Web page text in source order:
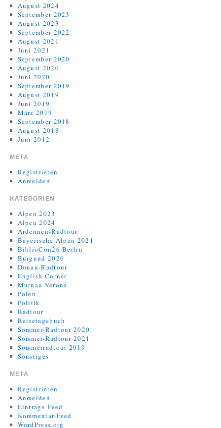
August 2024
September 2023
August 2023
September 2022
August 2021
Juni 2021
September 2020
August 2020
Juni 2020
September 2019
August 2019
Juni 2019
März 2019
September 2018
August 2018
Juni 2012
META
Registrieren
Anmelden
KATEGORIEN
Alpen 2023
Alpen 2024
Ardennen-Radtour
Bayerische Alpen 2021
BiblioCon26 Berlin
Burgund 2026
Donau-Radtour
English Corner
Murnau-Verona
Polen
Politik
Radtour
Reisetagebuch
Sommer-Radtour 2020
Sommer-Radtour 2021
Sommerradtour 2019
Sonstiges
META
Registrieren
Anmelden
Eintrags-Feed
Kommentar-Feed
WordPress.org